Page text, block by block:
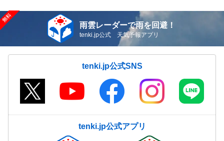
雨雲レーダーで雨を回避！
tenki.jp公式 天気予報アプリ
tenki.jp公式SNS
tenki.jp公式アプリ